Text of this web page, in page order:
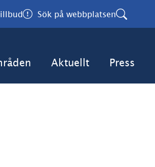
Sök på webbplatsen
Aktuellt Press